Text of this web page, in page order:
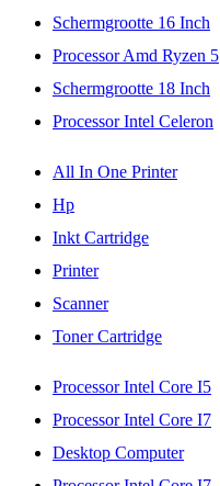
Schermgrootte 16 Inch
Processor Amd Ryzen 5
Schermgrootte 18 Inch
Processor Intel Celeron
All In One Printer
Hp
Inkt Cartridge
Printer
Scanner
Toner Cartridge
Processor Intel Core I5
Processor Intel Core I7
Desktop Computer